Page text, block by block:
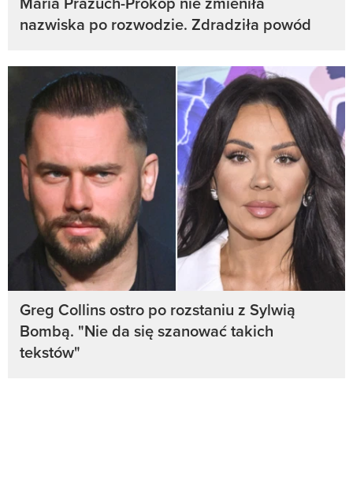
nazwiska po rozwodzie. Zdradziła powód
Greg Collins ostro po rozstaniu z Sylwią
Bombą. "Nie da się szanować takich
tekstów"